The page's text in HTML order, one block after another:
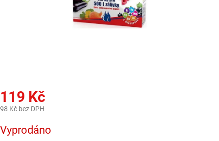
119 Kč
98 Kč bez DPH
cena:
Vyprodáno